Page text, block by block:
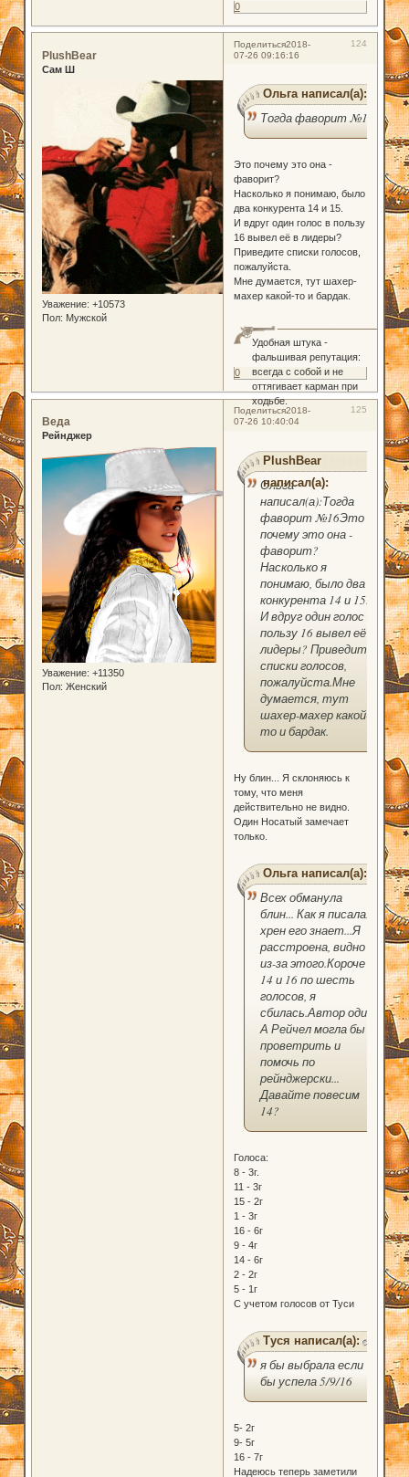
0
Поделиться 124
2018-
07-26 09:16:16
PlushBear
Сам Ш
Уважение: +10573
Пол: Мужской
Ольга написал(а):
Тогда фаворит №16
Это почему это она -
фаворит?
Насколько я понимаю, было
два конкурента 14 и 15.
И вдруг один голос в пользу
16 вывел её в лидеры?
Приведите списки голосов,
пожалуйста.
Мне думается, тут шахер-
махер какой-то и бардак.
Удобная штука -
фальшивая репутация:
всегда с собой и не
оттягивает карман при
ходьбе.
0
Поделиться 125
2018-
07-26 10:40:04
Веда
Рейнджер
Уважение: +11350
Пол: Женский
PlushBear
написал(а):
Ольга
написал(а):Тогда
фаворит №16Это
почему это она -
фаворит?
Насколько я
понимаю, было два
конкурента 14 и 15.
И вдруг один голос в
пользу 16 вывел её в
лидеры? Приведите
списки голосов,
пожалуйста.Мне
думается, тут
шахер-махер какой-
то и бардак.
Ну блин... Я склоняюсь к
тому, что меня
действительно не видно.
Один Носатый замечает
только.
Ольга написал(а):
Всех обманула
блин... Как я писала.
хрен его знает...Я
расстроена, видно
из-за этого.Короче
14 и 16 по шесть
голосов, я
сбилась.Автор один.
А Рейчел могла бы и
проветрить и
помочь по
рейнджерски...
Давайте повесим
14?
Голоса:
8 - 3г.
11 - 3г
15 - 2г
1 - 3г
16 - 6г
9 - 4г
14 - 6г
2 - 2г
5 - 1г
С учетом голосов от Туси
Туся написал(а):
я бы выбрала если
бы успела 5/9/16
5- 2г
9- 5г
16 - 7г
Надеюсь теперь заметили